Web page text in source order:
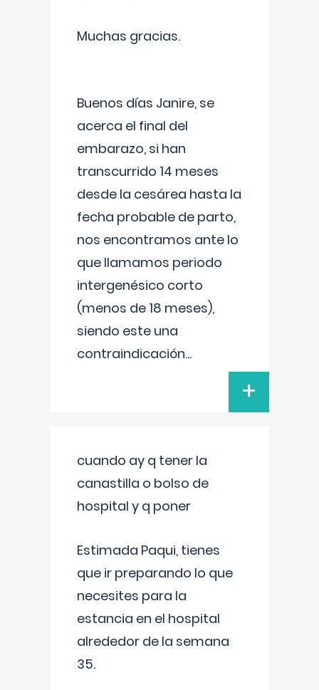
Muchas gracias.
Buenos días Janire, se
acerca el final del
embarazo, si han
transcurrido 14 meses
desde la cesárea hasta la
fecha probable de parto,
nos encontramos ante lo
que llamamos periodo
intergenésico corto
(menos de 18 meses),
siendo este una
contraindicación...
+
cuando ay q tener la
canastilla o bolso de
hospital y q poner
Estimada Paqui, tienes
que ir preparando lo que
necesites para la
estancia en el hospital
alrededor de la semana
35.